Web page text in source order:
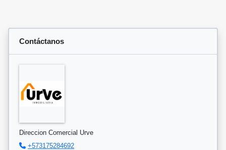
Contáctanos
Direccion Comercial Urve
+573175284692